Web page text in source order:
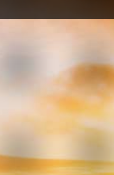
Aantal
In
winkelwagen
Deze droge rosé is een
blend van Negroamaro en